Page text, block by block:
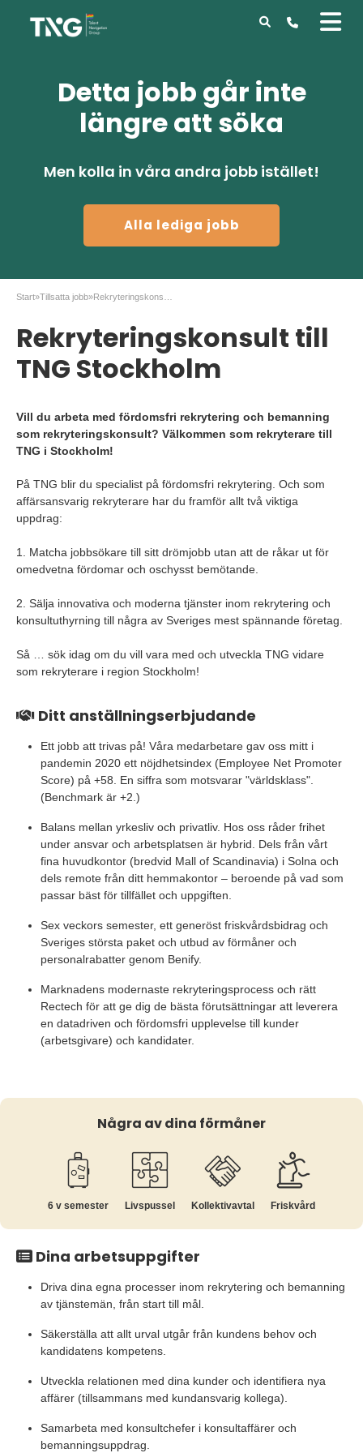
Detta jobb går inte
längre att söka
Men kolla in våra andra jobb istället!
Alla lediga jobb
Start»Tillsatta jobb»
Rekryteringskonsult till
TNG Stockholm
Vill du arbeta med fördomsfri rekrytering och bemanning
som rekryteringskonsult? Välkommen som rekryterare till
TNG i Stockholm!
På TNG blir du specialist på fördomsfri rekrytering. Och som
affärsansvarig rekryterare har du framför allt två viktiga
uppdrag:
1. Matcha jobbsökare till sitt drömjobb utan att de råkar ut för
omedvetna fördomar och oschysst bemötande.
2. Sälja innovativa och moderna tjänster inom rekrytering och
konsultuthyrning till några av Sveriges mest spännande företag.
Så … sök idag om du vill vara med och utveckla TNG vidare
som rekryterare i region Stockholm!
Ditt anställningserbjudande
Ett jobb att trivas på! Våra medarbetare gav oss mitt i
pandemin 2020 ett nöjdhetsindex (Employee Net Promoter
Score) på +58. En siffra som motsvarar "världsklass".
(Benchmark är +2.)
Balans mellan yrkesliv och privatliv. Hos oss råder frihet
under ansvar och arbetsplatsen är hybrid. Dels från vårt
fina huvudkontor (bredvid Mall of Scandinavia) i Solna och
dels remote från ditt hemmakontor – beroende på vad som
passar bäst för tillfället och uppgiften.
Sex veckors semester, ett generöst friskvårdsbidrag och
Sveriges största paket och utbud av förmåner och
personalrabatter genom Benify.
Marknadens modernaste rekryteringsprocess och rätt
Rectech för att ge dig de bästa förutsättningar att leverera
en datadriven och fördomsfri upplevelse till kunder
(arbetsgivare) och kandidater.
Några av dina förmåner
6 v semester Livspussel Kollektiv­avtal Friskvård
Dina arbetsuppgifter
Driva dina egna processer inom rekrytering och bemanning
av tjänstemän, från start till mål.
Säkerställa att allt urval utgår från kundens behov och
kandidatens kompetens.
Utveckla relationen med dina kunder och identifiera nya
affärer (tillsammans med kundansvarig kollega).
Samarbeta med konsultchefer i konsultaffärer och
bemanningsuppdrag.